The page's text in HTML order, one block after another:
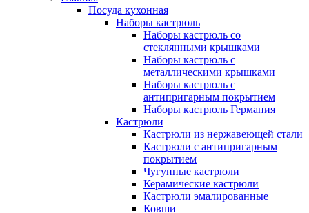
Посуда кухонная
Наборы кастрюль
Наборы кастрюль со
стеклянными крышками
Наборы кастрюль с
металлическими крышками
Наборы кастрюль с
антипригарным покрытием
Наборы кастрюль Германия
Кастрюли
Кастрюли из нержавеющей стали
Кастрюли с антипригарным
покрытием
Чугунные кастрюли
Керамические кастрюли
Кастрюли эмалированные
Ковши